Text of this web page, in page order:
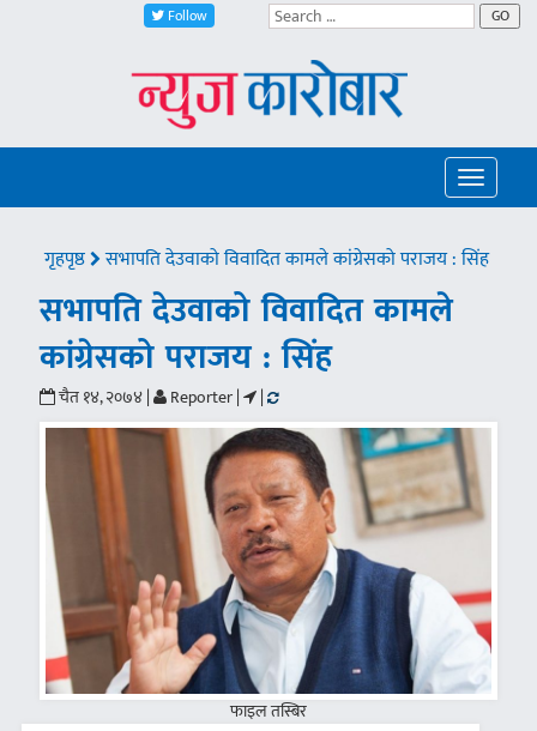
Follow GO
Toggle
गृहपृष्ठ सभापति देउवाको विवादित कामले कांग्रेसको पराजय : सिंह
सभापति देउवाको विवादित कामले
कांग्रेसको पराजय : सिंह
चैत १४, २०७४ | Reporter | |
फाइल तस्बिर